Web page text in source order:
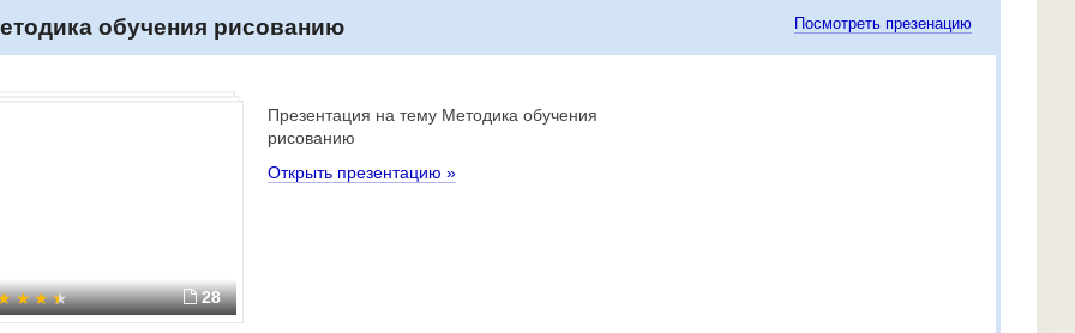
обучения рисованию Посмотреть презенацию
28
Презентация на тему Методика обучения
рисованию
Открыть презентацию »